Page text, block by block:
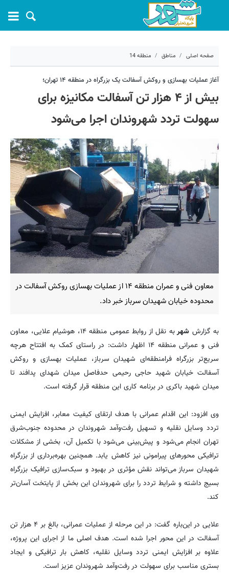
صفحه اصلی مناطق منطقه 14
۴ خرداد ۱۴۰۵ - ۰۷:۰۹
کد مطلب: 81205
آغاز عملیات بهسازی و روکش آسفالت یک بزرگراه در منطقه ۱۴ تهران؛
بیش از ۴ هزار تن آسفالت مکانیزه برای
سهولت تردد شهروندان اجرا می‌شود
معاون فنی و عمران منطقه ۱۴ از عملیات بهسازی روکش آسفالت در
محدوده خیابان شهیدان سرباز خبر داد.
به گزارش شهر
به نقل از روابط عمومی منطقه ۱۴، هوشیام علایی، معاون
فنی و عمرانی منطقه ۱۴ اظهار داشت: در راستای کمک به افتتاح هرچه
سریع‌تر بزرگراه فرامنطقه‌ای شهیدان سرباز، عملیات بهسازی و روکش
آسفالت خیابان شهید حاجی رحیمی حدفاصل میدان شهدای پدافند تا
میدان شهید باکری در برنامه کاری این منطقه قرار گرفته است.
وی افزود: این اقدام عمرانی با هدف ارتقای کیفیت معابر، افزایش ایمنی
تردد وسایل نقلیه و تسهیل رفت‌وآمد شهروندان در محدوده جنوب‌شرق
تهران انجام می‌شود و پیش‌بینی می‌شود با تکمیل آن، بخشی از مشکلات
ترافیکی محورهای پیرامونی نیز کاهش یابد. همچنین بهره‌برداری از بزرگراه
شهیدان سرباز می‌تواند نقش مؤثری در بهبود و سبک‌سازی ترافیک بزرگراه
بسیج داشته و شرایط تردد را برای شهروندان این بخش از پایتخت آسان‌تر
کند.
علایی در این‌باره گفت: در این مرحله از عملیات عمرانی، بالغ بر ۴ هزار تن
آسفالت در این محور اجرا شده است. هدف اصلی ما از اجرای این پروژه،
علاوه بر افزایش ایمنی تردد وسایل نقلیه، کاهش بار ترافیکی و ایجاد
بستری مناسب برای سهولت در رفت‌وآمد شهروندان عزیز است.